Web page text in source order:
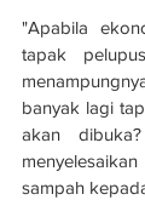
"Apabila
tapak
banyak lagi
akan
sampah